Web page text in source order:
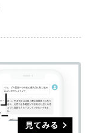
購
読
す
る
録
す